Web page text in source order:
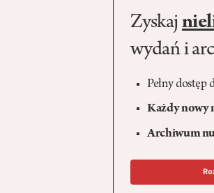
Zyskaj
wydań i
Pełny dostęp
Każdy nowy
Archiwum